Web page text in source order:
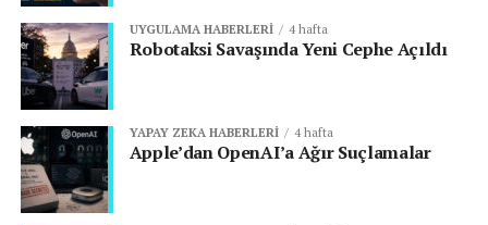
UYGULAMA HABERLERI 4 hafta
Robotaksi Savaşında Yeni Cephe Açıldı
YAPAY ZEKA HABERLERI 4 hafta
Apple’dan OpenAI’a Ağır Suçlamalar